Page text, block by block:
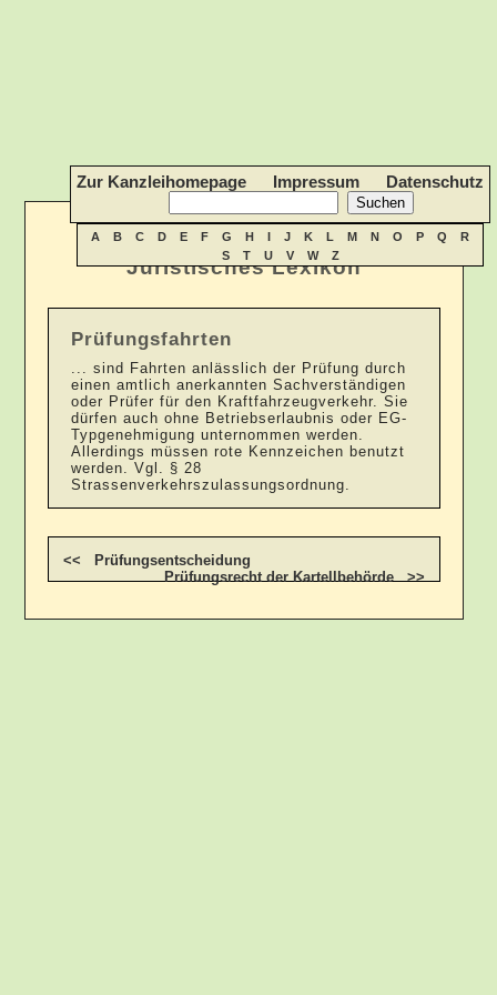
Juristisches Lexikon
Zur Kanzleihomepage Impressum Datenschutz
A B C D E F G H I J K L M N O P Q
R
S
T U V W Z
Prüfungsfahrten
... sind Fahrten anlässlich der Prüfung durch
einen amtlich anerkannten Sachverständigen
oder Prüfer für den Kraftfahrzeugverkehr. Sie
dürfen auch ohne Betriebserlaubnis oder EG-
Typgenehmigung unternommen werden.
Allerdings müssen rote Kennzeichen benutzt
werden. Vgl. § 28
Strassenverkehrszulassungsordnung.
<< Prüfungsentscheidung
Prüfungsrecht der Kartellbehörde >>